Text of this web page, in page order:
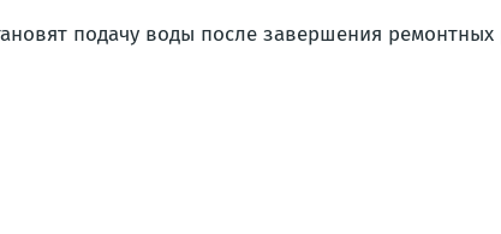
подачу воды после завершения ремонтных